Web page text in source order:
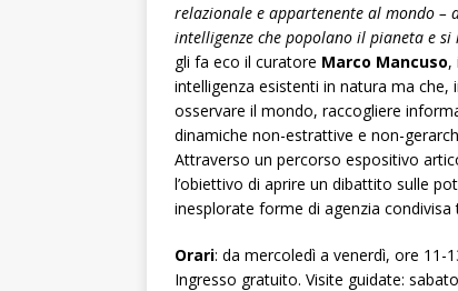
relazionale e appartenente al mondo –
intelligenze che popolano il pianeta e
gli fa eco il curatore Marco Mancuso,
intelligenza esistenti in natura ma
osservare il mondo, raccogliere
dinamiche non-estrattive e non-
Attraverso un percorso espositivo
l’obiettivo di aprire un dibattito sulle
inesplorate forme di agenzia
Orari: da mercoledì a venerdì, ore 11-
Ingresso gratuito. Visite guidate: